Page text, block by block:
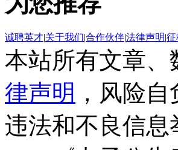
诚聘英才|关于我们|合作伙伴|法律声明|征
本站所有文章
律声明 ，风险自
违法和不良信息